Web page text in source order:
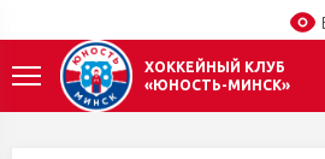
ХОККЕЙНЫЙ КЛУБ
«ЮНОСТЬ-МИНСК»